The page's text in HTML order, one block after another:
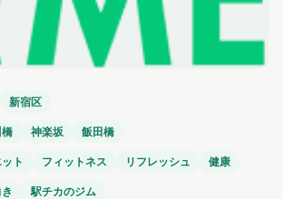
新宿区
神楽坂 飯田橋
ト フィットネス リフレッシュ 健康
駅チカのジム